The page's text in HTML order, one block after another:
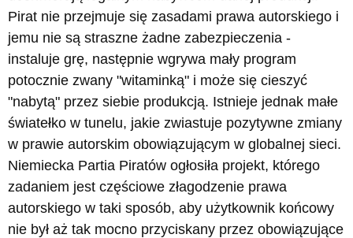
Pirat nie przejmuje się zasadami prawa autorskiego i
jemu nie są straszne żadne zabezpieczenia -
instaluje grę, następnie wgrywa mały program
potocznie zwany "witaminką" i może się cieszyć
"nabytą" przez siebie produkcją. Istnieje jednak małe
światełko w tunelu, jakie zwiastuje pozytywne zmiany
w prawie autorskim obowiązującym w globalnej sieci.
Niemiecka Partia Piratów ogłosiła projekt, którego
zadaniem jest częściowe złagodzenie prawa
autorskiego w taki sposób, aby użytkownik końcowy
nie był aż tak mocno przyciskany przez obowiązujące